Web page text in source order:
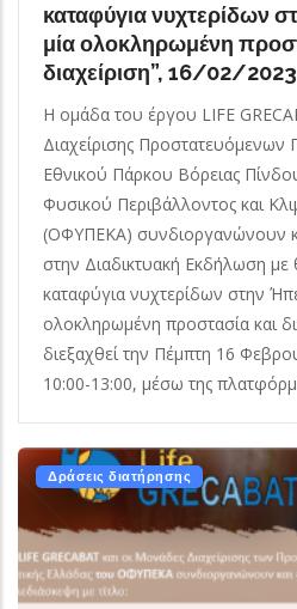
καταφύγια νυχτερίδων
μία ολοκληρωμένη
διαχείριση”, 16/02/2023
Η ομάδα του έργου LIFE
Διαχείρισης Προστατευόμενων
Εθνικού Πάρκου Βόρειας
Φυσικού Περιβάλλοντος και
(ΟΦΥΠΕΚΑ) συνδιοργανώνουν
στην Διαδικτυακή Εκδήλωση με
καταφύγια νυχτερίδων στην
ολοκληρωμένη προστασία και
διεξαχθεί την Πέμπτη 16
10:00-13:00, μέσω της
Δράσεις διατήρησης